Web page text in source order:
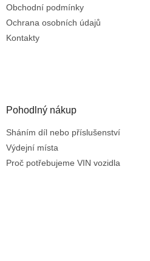
Obchodní podmínky
Ochrana osobních údajů
Kontakty
Pohodlný nákup
Sháním díl nebo příslušenství
Výdejní místa
Proč potřebujeme VIN vozidla